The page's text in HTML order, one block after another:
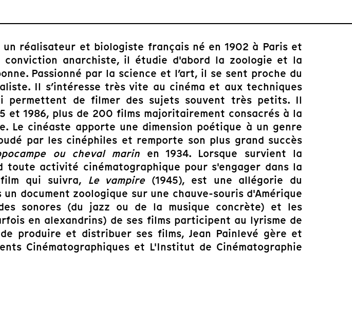
un réalisateur et biologiste français né en 1902 à Paris et
conviction anarchiste, il étudie d'abord la zoologie et la
Passionné par la science et l’art, il se sent proche du
Il s’intéresse très vite au cinéma et aux techniques
permettent de filmer des sujets souvent très petits. Il
et 1986, plus de 200 films majoritairement consacrés à la
Le cinéaste apporte une dimension poétique à un genre
par les cinéphiles et remporte son plus grand succès
ou cheval marin en 1934. Lorsque survient la
toute activité cinématographique pour s'engager dans la
qui suivra, Le vampire(1945), est une allégorie du
document zoologique sur une chauve-souris d'Amérique
sonores (du jazz ou de la musique concrète) et les
en alexandrins) de ses films participent au lyrisme de
produire et distribuer ses films, Jean Painlevé gère et
Cinématographiques et L'Institut de Cinématographie